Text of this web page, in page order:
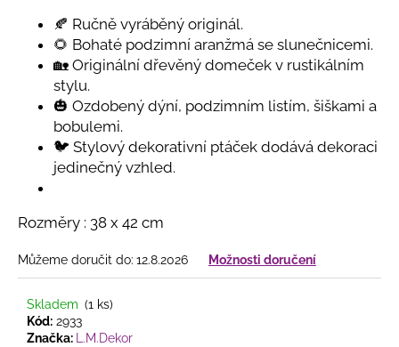
🍂 Ručně vyráběný originál.
🌻 Bohaté podzimní aranžmá se slunečnicemi.
🏡 Originální dřevěný domeček v rustikálním
stylu.
🎃 Ozdobený dýní, podzimním listím, šiškami a
bobulemi.
🐦 Stylový dekorativní ptáček dodává dekoraci
jedinečný vzhled.
Rozměry : 38 x 42 cm
Můžeme doručit do: 12.8.2026 Možnosti doručení
Skladem (1 ks)
Kód: 2933
Značka: L.M.Dekor
DOMEČEK
KERAMICKÝ
PATROVÝ,
ČAJOVOU
SVÍČKU,
ŠEDÝ
Kč